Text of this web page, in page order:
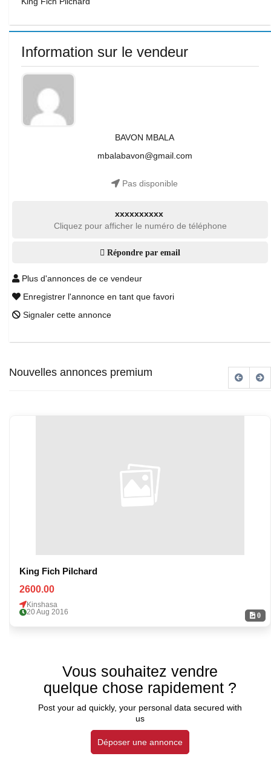
Information sur le vendeur
BAVON MBALA
mbalabavon@gmail.com
Pas disponible
xxxxxxxxxx
Cliquez pour afficher le numéro de téléphone
Répondre par email
Plus d'annonces de ce vendeur
Enregistrer l'annonce en tant que favori
Signaler cette annonce
Nouvelles annonces premium
0
King Fich Pilchard
2600.00
Kinshasa
20 Aug 2016
Vous souhaitez vendre
quelque chose rapidement ?
Post your ad quickly, your personal data secured with
us
Déposer une annonce